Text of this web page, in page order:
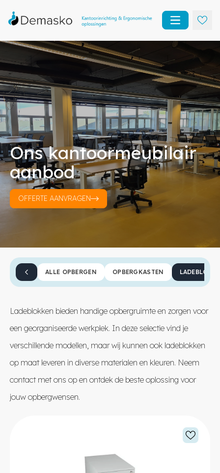
Open main
Ons kantoormeubilair
aanbod
OFFERTE AANVRAGEN
ALLE OPBERGEN OPBERGKASTEN
Ladeblokken bieden handige opbergruimte en zorgen voor
een georganiseerde werkplek. In deze selectie vind je
verschillende modellen, maar wij kunnen ook ladeblokken
op maat leveren in diverse materialen en kleuren. Neem
contactmet ons op en ontdek de beste oplossing voor
jouw opbergwensen.